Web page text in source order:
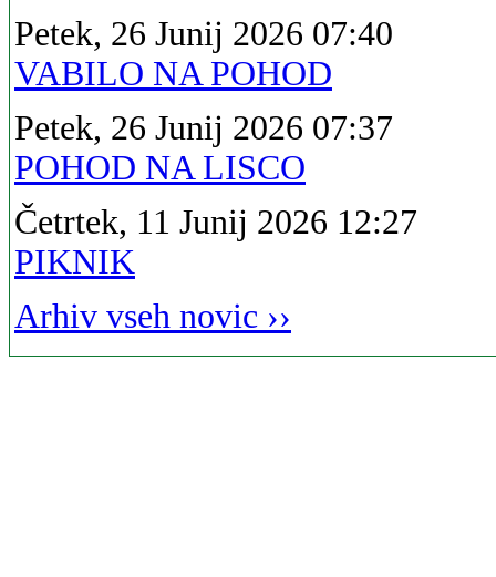
Petek, 26 Junij 2026 07:40
VABILO NA POHOD
Petek, 26 Junij 2026 07:37
POHOD NA LISCO
Četrtek, 11 Junij 2026 12:27
PIKNIK
Arhiv vseh novic ››